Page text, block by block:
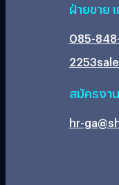
ฝ่ายขาย
085-
2253
สมัครงา
hr-